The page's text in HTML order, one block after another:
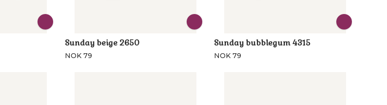
Sunday beige 2650
NOK 79
Sunday bubblegum 4315
NOK 79